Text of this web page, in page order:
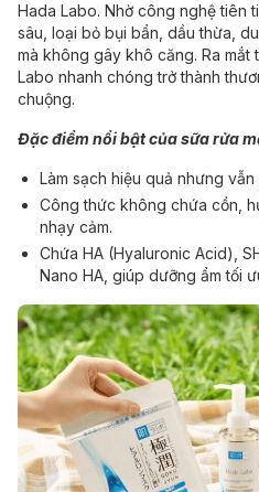
Hada Labo. Nhờ công nghệ tiên
sâu, loại bỏ bụi bẩn, dầu thừa,
mà không gây khô căng. Ra mắt
Labo nhanh chóng trở thành
chuộng.
Đặc điểm nổi bật của sữa rửa
Làm sạch hiệu quả nhưng
Công thức không chứa cồn,
nhạy cảm.
Chứa HA (Hyaluronic Acid),
Nano HA, giúp dưỡng ẩm tối